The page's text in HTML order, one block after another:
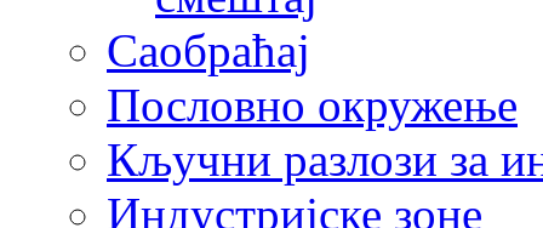
Саобраћај
Пословно окружење
Кључни разлози за
Индустријске зоне